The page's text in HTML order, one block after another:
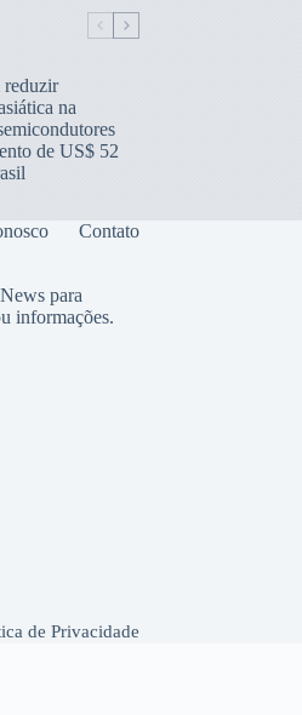
na
de US$ 52
Contato
para
informações.
de Privacidade